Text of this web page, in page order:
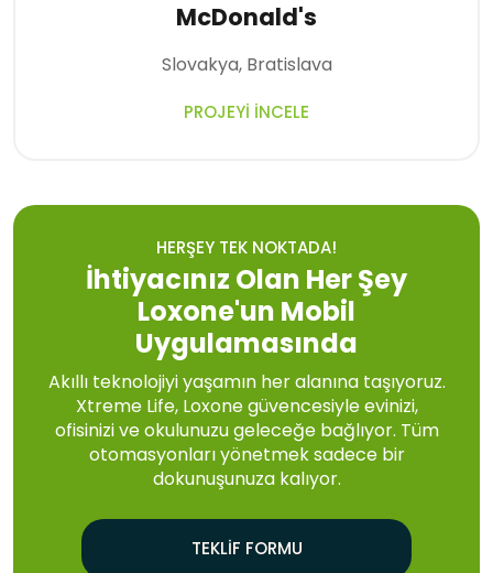
McDonald's
Slovakya, Bratislava
PROJEYI İNCELE
HERŞEY TEK NOKTADA!
İhtiyacınız Olan Her Şey
Loxone'un Mobil
Uygulamasında
Akıllı teknolojiyi yaşamın her alanına taşıyoruz.
Xtreme Life, Loxone güvencesiyle evinizi,
ofisinizi ve okulunuzu geleceğe bağlıyor. Tüm
otomasyonları yönetmek sadece bir
dokunuşunuza kalıyor.
TEKLIF FORMU